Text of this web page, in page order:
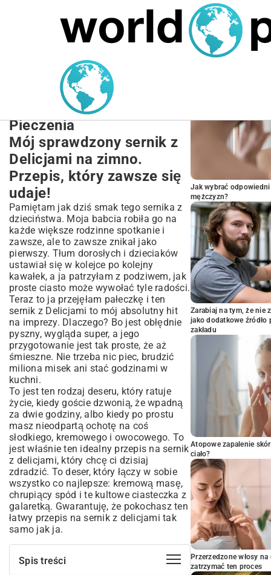
MARIUSZ ŁAMAGA 27.09.2025
Sernik z Delicjami na
Zimno: Łatwy Przepis na
Sernik z Delicjami Bez
Pieczenia
Mój sprawdzony sernik z
Delicjami na zimno.
Przepis, który zawsze się
udaje!
Pamiętam jak dziś smak tego sernika z
dzieciństwa. Moja babcia robiła go na
każde większe rodzinne spotkanie i
zawsze, ale to zawsze znikał jako
pierwszy. Tłum dorosłych i dzieciaków
ustawiał się w kolejce po kolejny
kawałek, a ja patrzyłam z podziwem, jak
proste ciasto może wywołać tyle radości.
Teraz to ja przejęłam pałeczkę i ten
sernik z Delicjami to mój absolutny hit
na imprezy. Dlaczego? Bo jest obłędnie
pyszny, wygląda super, a jego
przygotowanie jest tak proste, że aż
śmieszne. Nie trzeba nic piec, brudzić
miliona misek ani stać godzinami w
kuchni.
To jest ten rodzaj deseru, który ratuje
życie, kiedy goście dzwonią, że wpadną
za dwie godziny, albo kiedy po prostu
masz nieodpartą ochotę na coś
słodkiego, kremowego i owocowego. To
jest właśnie ten idealny przepis na sernik
z delicjami, który chcę ci dzisiaj
zdradzić. To deser, który łączy w sobie
wszystko co najlepsze: kremową masę,
chrupiący spód i te kultowe ciasteczka z
galaretką. Gwarantuję, że pokochasz ten
łatwy przepis na sernik z delicjami tak
samo jak ja.
Spis treści
Jak wybrać
mężczyzn?
Zarabiaj na tym, że nie
jako dodatkowe
zakładu
Atopowe zapalenie
ciało?
Przerzedzone włosy
zatrzymać ten proces